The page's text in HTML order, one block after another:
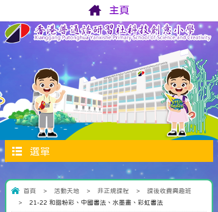
主頁
選單
首頁 > 活動天地 > 非正規課程 >
課後收費興趣班
>
21-22 和諧粉彩、中國書法、水墨畫、彩虹書法